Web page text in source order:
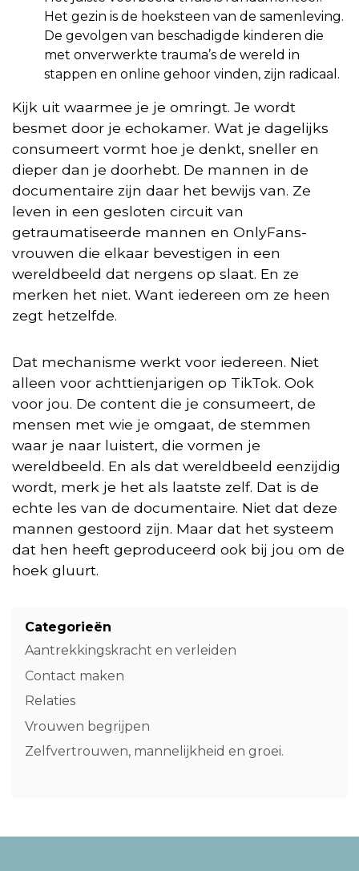
Het gezin is de hoeksteen van de samenleving.
De gevolgen van beschadigde kinderen die
met onverwerkte trauma’s de wereld in
stappen en online gehoor vinden, zijn radicaal.
Kijk uit waarmee je je omringt. Je wordt
besmet door je echokamer. Wat je dagelijks
consumeert vormt hoe je denkt, sneller en
dieper dan je doorhebt. De mannen in de
documentaire zijn daar het bewijs van. Ze
leven in een gesloten circuit van
getraumatiseerde mannen en OnlyFans-
vrouwen die elkaar bevestigen in een
wereldbeeld dat nergens op slaat. En ze
merken het niet. Want iedereen om ze heen
zegt hetzelfde.
Dat mechanisme werkt voor iedereen. Niet
alleen voor achttienjarigen op TikTok. Ook
voor jou. De content die je consumeert, de
mensen met wie je omgaat, de stemmen
waar je naar luistert, die vormen je
wereldbeeld. En als dat wereldbeeld eenzijdig
wordt, merk je het als laatste zelf. Dat is de
echte les van de documentaire. Niet dat deze
mannen gestoord zijn. Maar dat het systeem
dat hen heeft geproduceerd ook bij jou om de
hoek gluurt.
Categorieën
Aantrekkingskracht en verleiden
Contact maken
Relaties
Vrouwen begrijpen
Zelfvertrouwen, mannelijkheid en groei.